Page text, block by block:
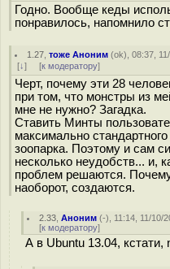
Годно. Вообще кеды
понравилось, напомнило
1.27 ,тоже Аноним (ok), 08:37,
[↓] [к модератору]
Черт, почему эти 28
при том, что монстры из
мне не нужно? Загадка.
Ставить Минты
максимально
зоопарка. Поэтому и сам
несколько неудобств... и,
проблем решаются.
наоборот, создаются.
2.33 ,Аноним (-), 11:14, 11/10/
[к модератору]
А в Ubuntu 13.04, кстати,